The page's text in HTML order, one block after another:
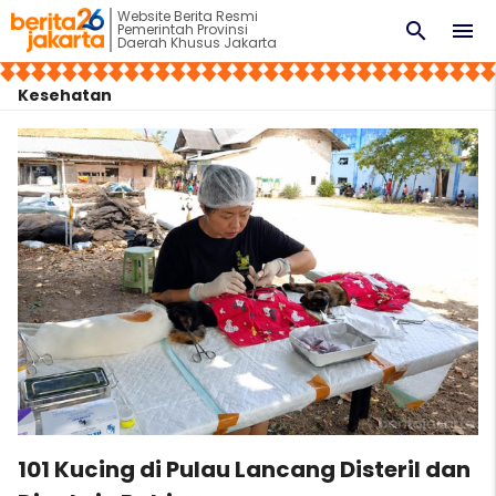
Website Berita Resmi
Pemerintah Provinsi
Daerah Khusus Jakarta menu
search
Kesehatan
101 Kucing di Pulau Lancang Disteril dan